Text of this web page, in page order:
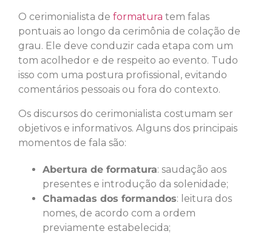
O cerimonialista de formatura tem falas
pontuais ao longo da cerimônia de colação de
grau. Ele deve conduzir cada etapa com um
tom acolhedor e de respeito ao evento. Tudo
isso com uma postura profissional, evitando
comentários pessoais ou fora do contexto.
Os discursos do cerimonialista costumam ser
objetivos e informativos. Alguns dos principais
momentos de fala são:
Abertura de formatura: saudação aos
presentes e introdução da solenidade;
Chamadas dos formandos: leitura dos
nomes, de acordo com a ordem
previamente estabelecida;